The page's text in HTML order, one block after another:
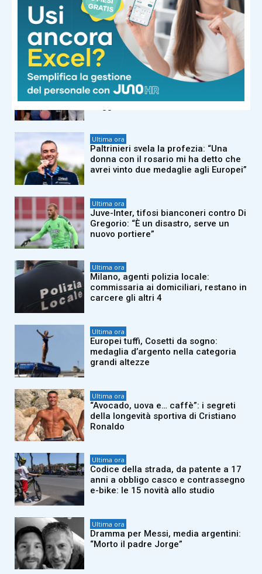
Ultima ora
MotoGp, oggi gara sprint Silverstone
– Diretta
Ultima ora
Spagna, arrivi da Italia senza
documenti: cosa succede ai
Ultima ora
Paltrinieri svela la profezia: “Una
donna con il rosario mi ha detto che
avrei vinto due medaglie agli Europei”
Ultima ora
Juve-Inter, tifosi bianconeri contro Di
Gregorio: “È un disastro, serve un
nuovo portiere”
Ultima ora
Milano, agenti polizia locale:
commissaria ai domiciliari, restano in
carcere gli altri 4
Ultima ora
Europei tuffi, Cosetti da sogno:
medaglia d’argento nella categoria
grandi altezze
Ultima ora
“Avocado, uova e… caffè”: i segreti
della longevità sportiva di Cristiano
Ronaldo
Ultima ora
Codice della strada, da patente a 17
anni a obbligo casco e contrassegno
e-bike: le 15 novità allo studio
Ultima ora
Dramma per Messi, media argentini:
“Morto il padre Jorge”